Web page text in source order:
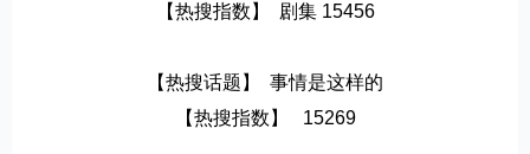
【热搜指数】  剧集 15456
【热搜话题】  事情是这样的
【热搜指数】   15269